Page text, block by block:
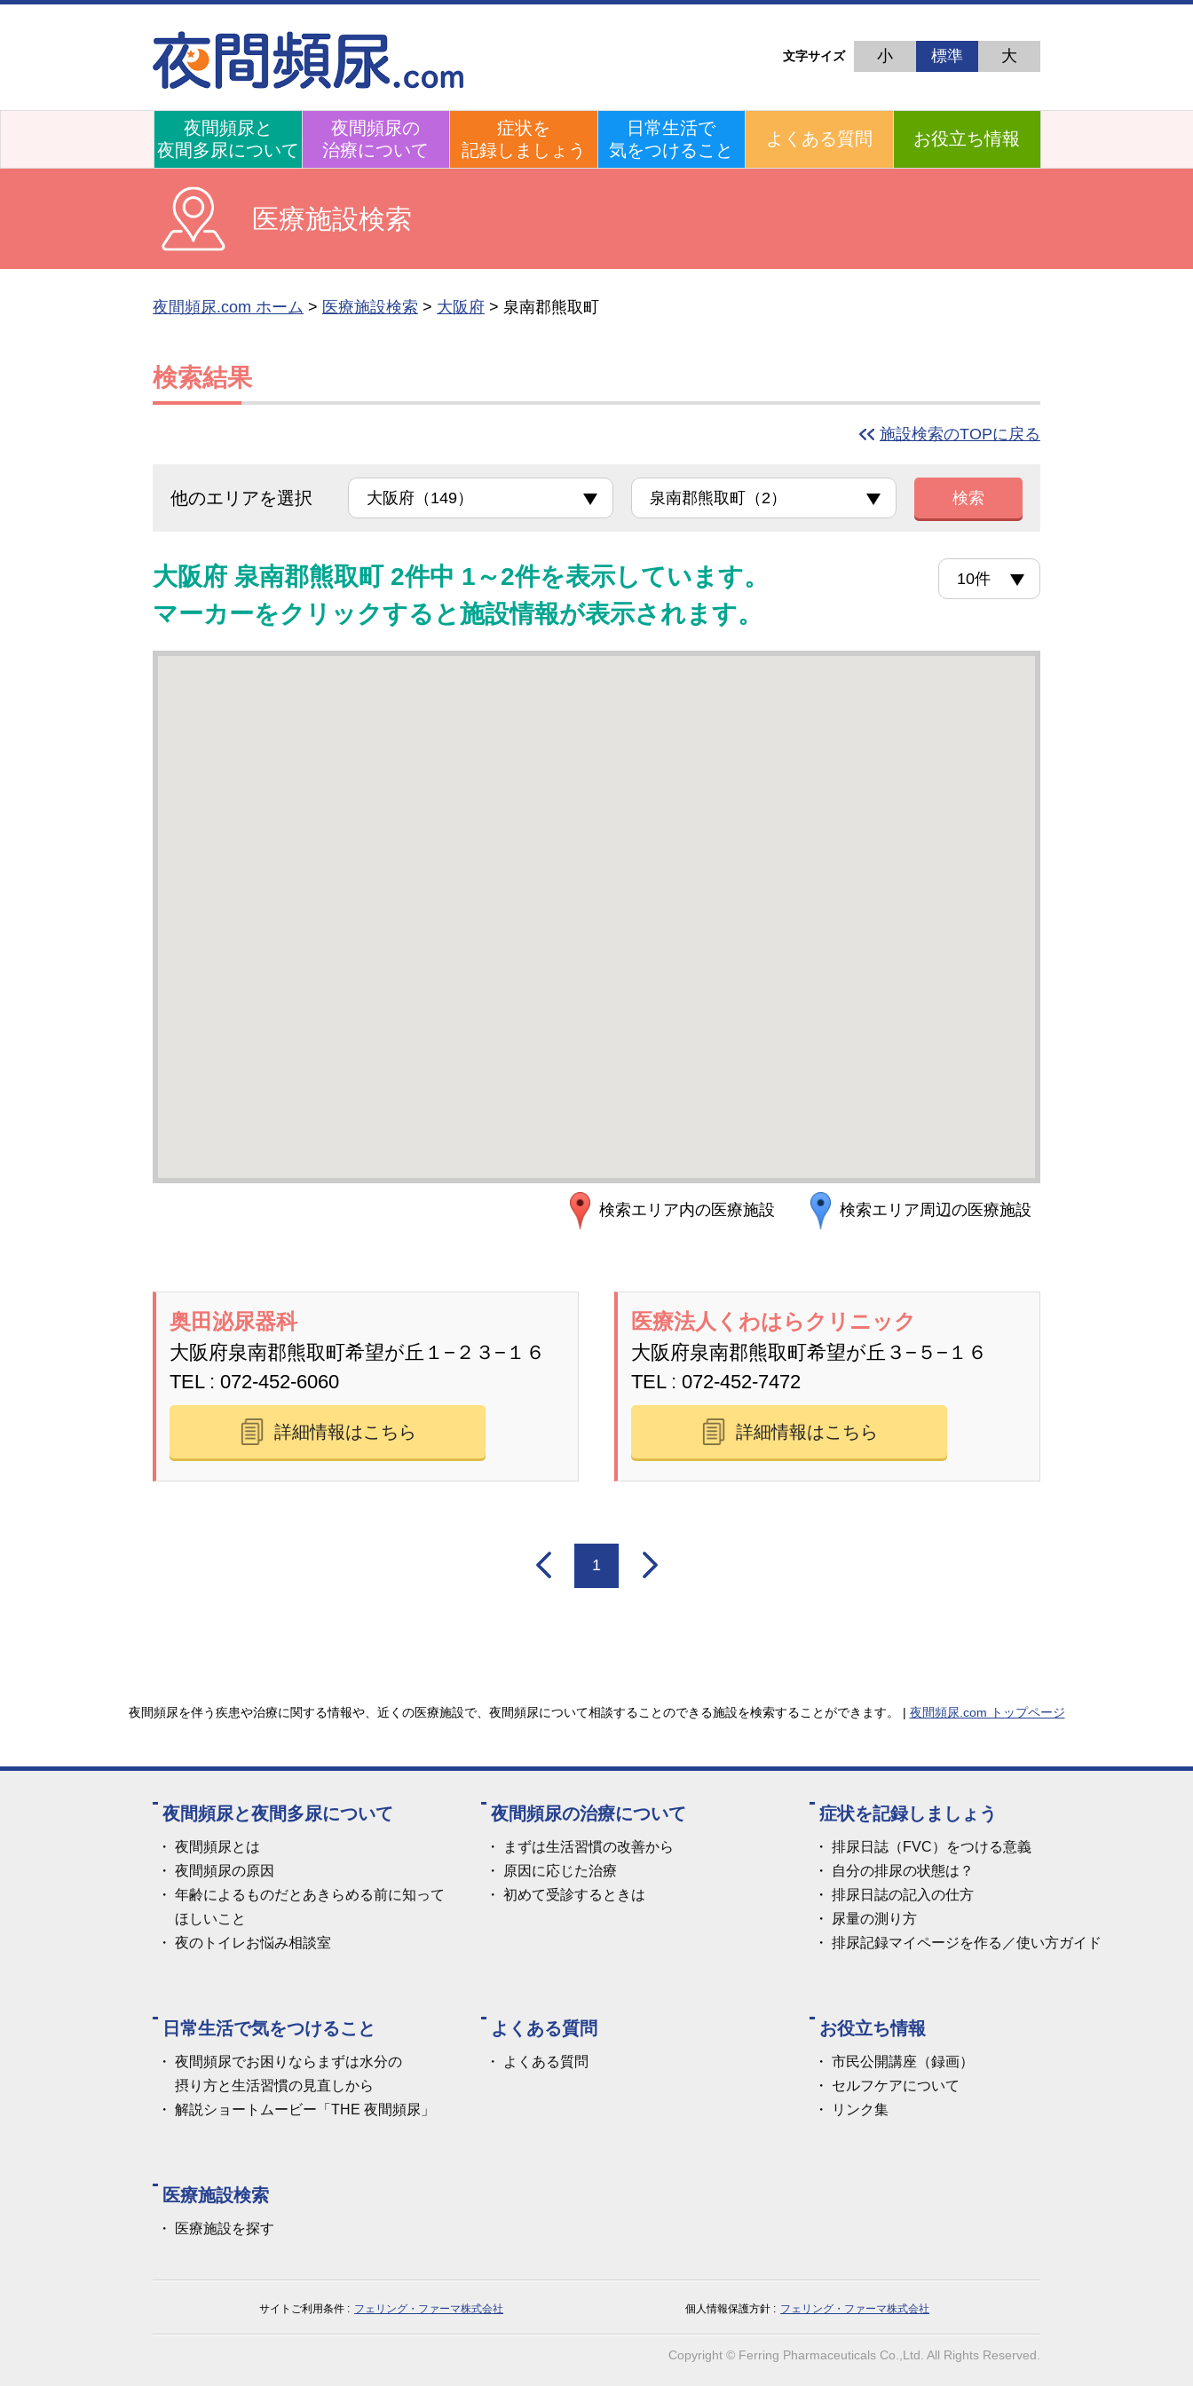
文字サイズ 小 標準 大
夜間頻尿と
夜間多尿について
夜間頻尿の
治療について
症状を
記録しましょう
日常生活で
気をつけること
よくある質問 お役立ち情報
医療施設検索
夜間頻尿.com ホーム > 医療施設検索 > 大阪府 > 泉南郡熊取町
検索結果
施設検索のTOPに戻る
他のエリアを選択 検索
大阪府 泉南郡熊取町 2件中 1～2件を表示しています。
マーカーをクリックすると施設情報が表示されます。
検索エリア内の医療施設 検索エリア周辺の医療施設
奥田泌尿器科
大阪府泉南郡熊取町希望が丘１−２３−１６
TEL
072-452-6060
詳細情報はこちら
医療法人くわはらクリニック
大阪府泉南郡熊取町希望が丘３−５−１６
TEL
072-452-7472
詳細情報はこちら
1
夜間頻尿を伴う疾患や治療に関する情報や、近くの医療施設で、夜間頻尿について相談することのできる施設を検索することができます。 | 夜間頻尿.com トップページ
夜間頻尿と夜間多尿について
夜間頻尿とは
夜間頻尿の原因
年齢によるものだとあきらめる前に知って
ほしいこと
夜のトイレお悩み相談室
夜間頻尿の治療について
まずは生活習慣の改善から
原因に応じた治療
初めて受診するときは
症状を記録しましょう
排尿日誌（FVC）をつける意義
自分の排尿の状態は？
排尿日誌の記入の仕方
尿量の測り方
排尿記録マイページを作る／使い方ガイド
日常生活で気をつけること
夜間頻尿でお困りならまずは水分の
摂り方と生活習慣の見直しから
解説ショートムービー「THE 夜間頻尿」
よくある質問
よくある質問
お役立ち情報
市民公開講座（録画）
セルフケアについて
リンク集
医療施設検索
医療施設を探す
サイトご利用条件 フェリング・ファーマ株式会社 個人情報保護方針 フェリング・ファーマ株式会社
Copyright © Ferring Pharmaceuticals Co.,Ltd. All Rights Reserved.